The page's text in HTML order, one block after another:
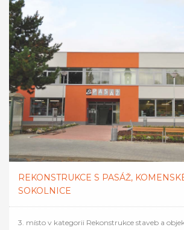
REKONSTRUKCE S PASÁŽ,
SOKOLNICE
3. místo v kategorii Rekonstrukce staveb a